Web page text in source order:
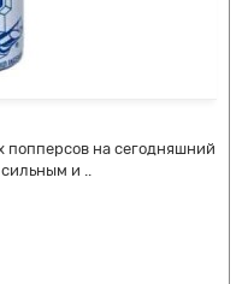
на сегодняшний
и ..